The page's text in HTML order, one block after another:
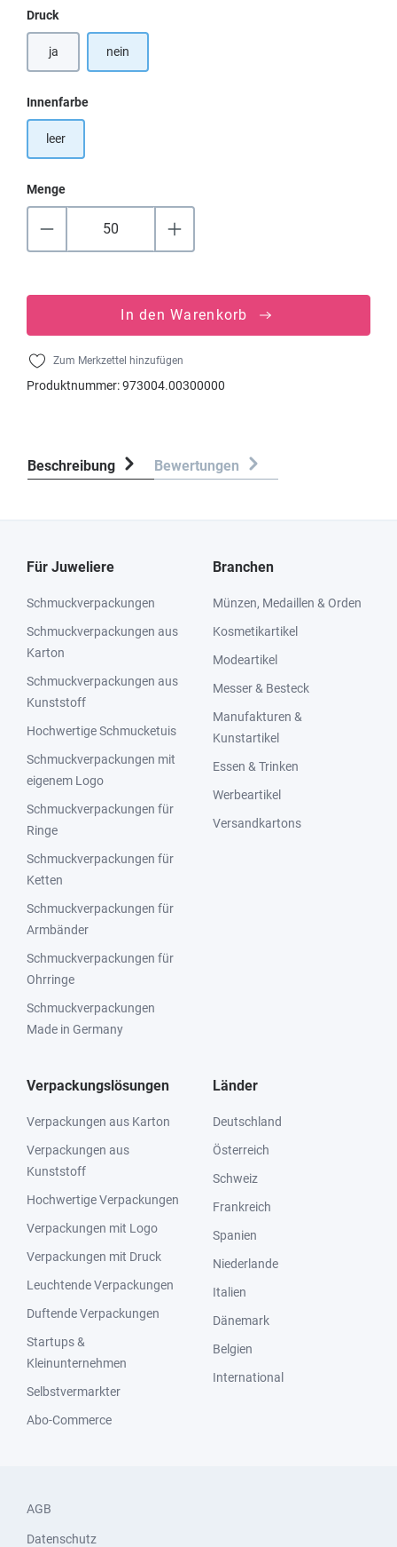
Druckauswählen
ja nein
Innenfarbeauswählen
leer
Menge
In den Warenkorb
Zum Merkzettel hinzufügen
Produktnummer:973004.00300000
Beschreibung Bewertungen
Für Juweliere
Schmuckverpackungen
Schmuckverpackungen aus
Karton
Schmuckverpackungen aus
Kunststoff
Hochwertige Schmucketuis
Schmuckverpackungen mit
eigenem Logo
Schmuckverpackungen für
Ringe
Schmuckverpackungen für
Ketten
Schmuckverpackungen für
Armbänder
Schmuckverpackungen für
Ohrringe
Schmuckverpackungen
Made in Germany
Branchen
Münzen, Medaillen & Orden
Kosmetikartikel
Modeartikel
Messer & Besteck
Manufakturen &
Kunstartikel
Essen & Trinken
Werbeartikel
Versandkartons
Verpackungslösungen
Verpackungen aus Karton
Verpackungen aus
Kunststoff
Hochwertige Verpackungen
Verpackungen mit Logo
Verpackungen mit Druck
Leuchtende Verpackungen
Duftende Verpackungen
Startups &
Kleinunternehmen
Selbstvermarkter
Abo-Commerce
Länder
Deutschland
Österreich
Schweiz
Frankreich
Spanien
Niederlande
Italien
Dänemark
Belgien
International
AGB
Datenschutz